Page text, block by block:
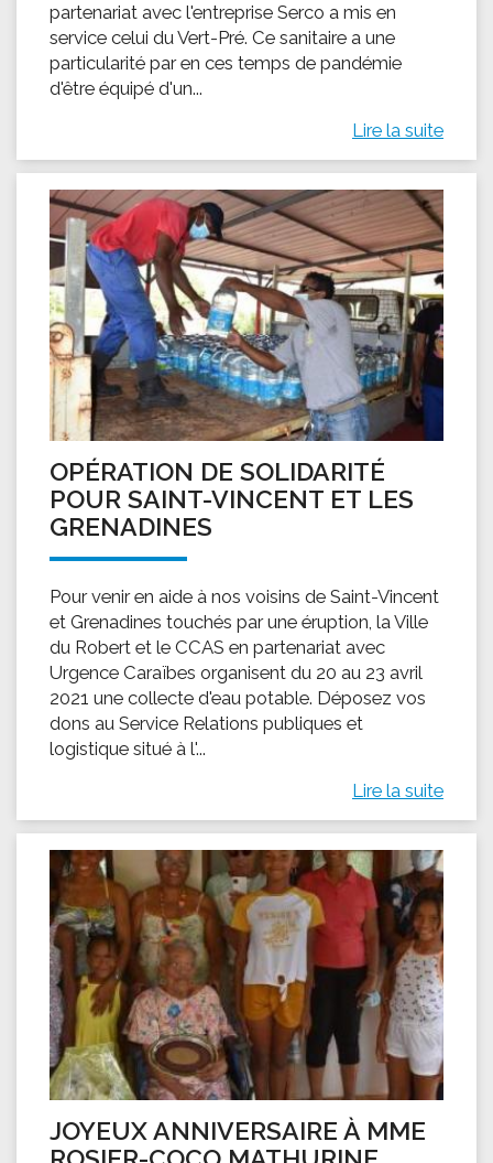
partenariat avec l'entreprise Serco a mis en
service celui du Vert-Pré. Ce sanitaire a une
particularité par en ces temps de pandémie
d'être équipé d'un...
Lire la suite
OPÉRATION DE SOLIDARITÉ
POUR SAINT-VINCENT ET LES
GRENADINES
Pour venir en aide à nos voisins de Saint-Vincent
et Grenadines touchés par une éruption, la Ville
du Robert et le CCAS en partenariat avec
Urgence Caraïbes organisent du 20 au 23 avril
2021 une collecte d'eau potable. Déposez vos
dons au Service Relations publiques et
logistique situé à l'...
Lire la suite
JOYEUX ANNIVERSAIRE À MME